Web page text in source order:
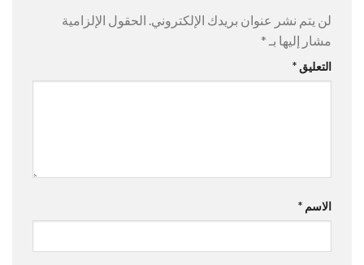
لن يتم نشر عنوان بريدك الإلكتروني. الحقول الإلزامية
مشار إليها بـ *
التعليق *
الاسم *